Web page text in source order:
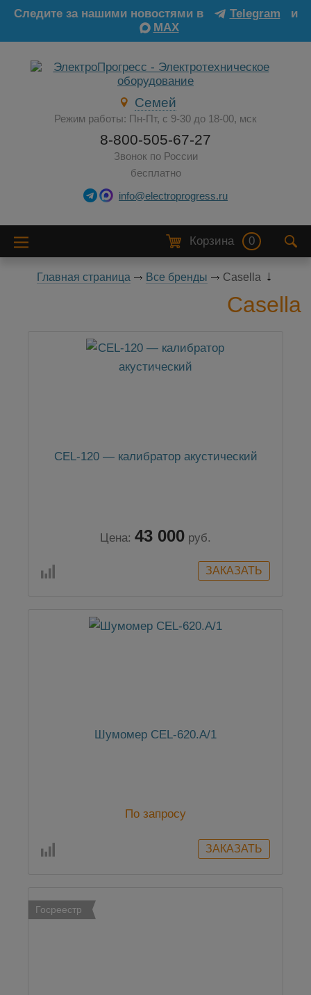
Следите за нашими новостями в Telegram
и
MAX
Семей
Режим работы: Пн-Пт, с 9-30 до 18-00, мск
8-800-505-67-27
Звонок по России
бесплатно
info@electroprogress.ru
Корзина 0
Главная страница Все бренды Casella
Casella
CEL-120 — калибратор акустический
Цена: 43 000 руб.
Шумомер CEL-620.A/1
По запросу
Госреестр